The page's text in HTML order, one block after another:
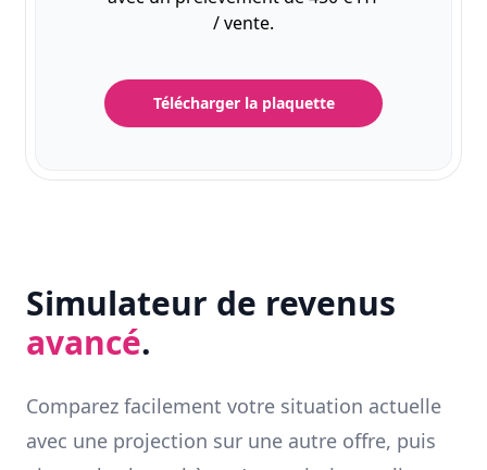
/ vente.
Télécharger la plaquette
Simulateur de revenus
avancé.
Comparez facilement votre situation actuelle
avec une projection sur une autre offre, puis